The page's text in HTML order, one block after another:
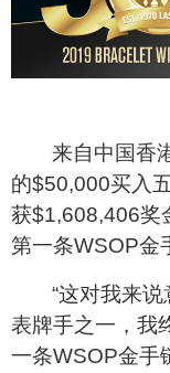
来自中国香
的$50,000买入
获$1,608,406奖
第一条WSOP金
“这对我来
表牌手之一，我
一条WSOP金手